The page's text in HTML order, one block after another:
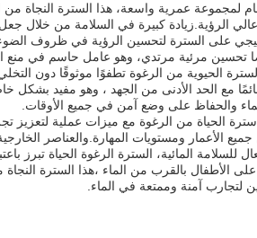
عمرية واسعة، هذا السترة النجاة من
الرؤية.زيادة كبيرة في السلامة من خلال
السترة لتحسين الرؤية في ظروف الضوء
تحسين مرئية مرتدي، وهو عامل حاسم في منع
الحيوية من الرغوة تطفوًا موثوقًا دون
مع الحد الأدنى من الجهد ، وهو مفيد
والحفاظ على وضع آمن في جميع الأوقات.
الحياة من الرغوة مع ميزات عملية لتعزيز
الأعمار ومستويات المهارة.والعناصر
المائية، السترة الرغوة الحياة تبرز
بالقرب من الماء ،هذا السترة النجاة من
لتجارب آمنة وممتعة في الماء.